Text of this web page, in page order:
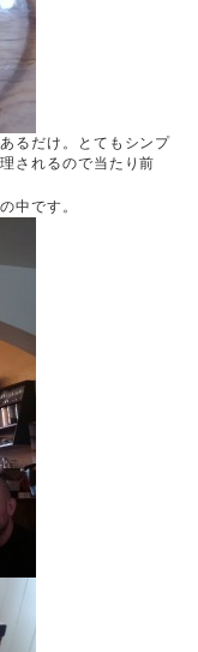
るだけ。とてもシンプ
されるので当たり前
中です。